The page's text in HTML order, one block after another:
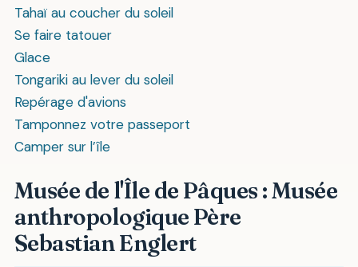
Tahaï au coucher du soleil
Se faire tatouer
Glace
Tongariki au lever du soleil
Repérage d'avions
Tamponnez votre passeport
Camper sur l’île
Musée de l'Île de Pâques : Musée
anthropologique Père
Sebastian Englert